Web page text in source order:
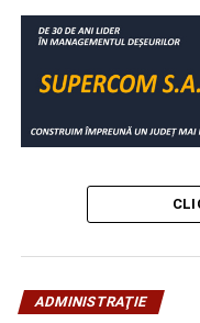
proces de reabilitare
locală a primit deja
realizarea proiectului
finanțare,
constructorului și
investiție de peste 40
În același program de
documentațiile inițiale.
ADMINISTRAŢIE